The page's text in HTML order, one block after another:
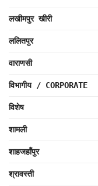
लखीमपुर खीरी
ललितपुर
वाराणसी
विभागीय / CORPORATE
विशेष
शामली
शाहजहाँपुर
श्रावस्ती